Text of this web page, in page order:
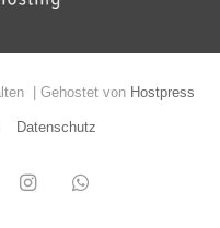
| Gehostet von Hostpress
Datenschutz
InstagramWhatsApp